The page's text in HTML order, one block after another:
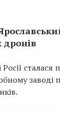
дронів
Росії
заводі